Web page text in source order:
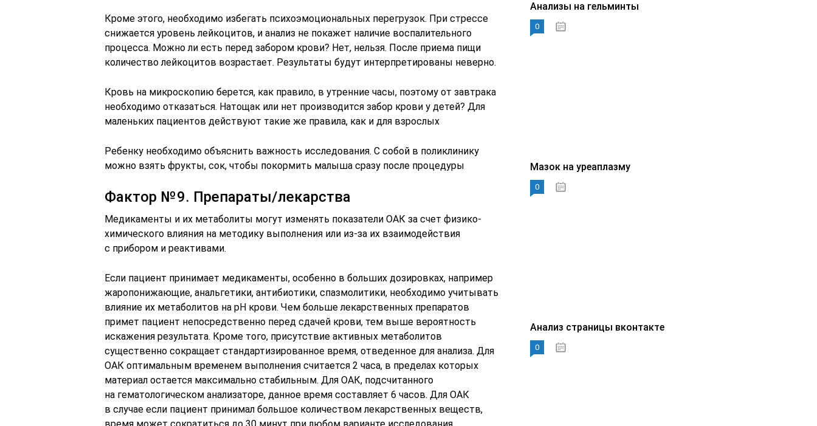
Кроме этого, необходимо избегать психоэмоциональных перегрузок. При стрессе
снижается уровень лейкоцитов, и анализ не покажет наличие воспалительного
процесса. Можно ли есть перед забором крови? Нет, нельзя. После приема пищи
количество лейкоцитов возрастает. Результаты будут интерпретированы неверно.
Кровь на микроскопию берется, как правило, в утренние часы, поэтому от завтрака
необходимо отказаться. Натощак или нет производится забор крови у детей? Для
маленьких пациентов действуют такие же правила, как и для взрослых
Ребенку необходимо объяснить важность исследования. С собой в поликлинику
можно взять фрукты, сок, чтобы покормить малыша сразу после процедуры
Фактор № 9. Препараты/лекарства
Медикаменты и их метаболиты могут изменять показатели ОАК за счет физико-
химического влияния на методику выполнения или из‑за их взаимодействия
с прибором и реактивами.
Если пациент принимает медикаменты, особенно в больших дозировках, например
жаропонижающие, анальгетики, антибиотики, спазмолитики, необходимо учитывать
влияние их метаболитов на рН крови. Чем больше лекарственных препаратов
примет пациент непосредственно перед сдачей крови, тем выше вероятность
искажения результата. Кроме того, присутствие активных метаболитов
существенно сокращает стандартизированное время, отведенное для анализа. Для
ОАК оптимальным временем выполнения считается 2 часа, в пределах которых
материал остается максимально стабильным. Для ОАК, подсчитанного
на гематологическом анализаторе, данное время составляет 6 часов. Для ОАК
в случае если пациент принимал большое количеством лекарственных веществ,
Анализы на гельминты
0
Мазок на уреаплазму
0
Анализ страницы вконтакте
0